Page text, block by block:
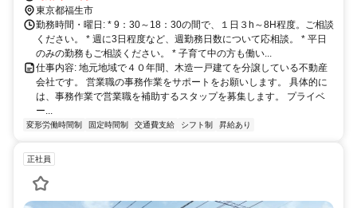
駅から「福生」駅まで乗車時間19分） 、立川バス「福生第六小学校
バス停（福13）」より徒歩3分 ②JR青梅線「羽村」駅より徒歩17分
東京都福生市
勤務時間・曜日: * 9：30～18：30の間で、１日３h～8H程度。ご相談
ください。 * 週に3日程度など、週勤務日数について応相談。 * 平日
のみの勤務もご相談ください。 * 子育て中の方も働い...
仕事内容: 地元地域で４０年間、木造一戸建てを分譲している不動産
会社です。 営業職の事務作業をサポートをお願いします。 具体的に
は、事務作業で営業職を補助するスタップを募集します。 プライベ
ー...
変形労働時間制 固定時間制 交通費支給 シフト制 昇給あり
正社員